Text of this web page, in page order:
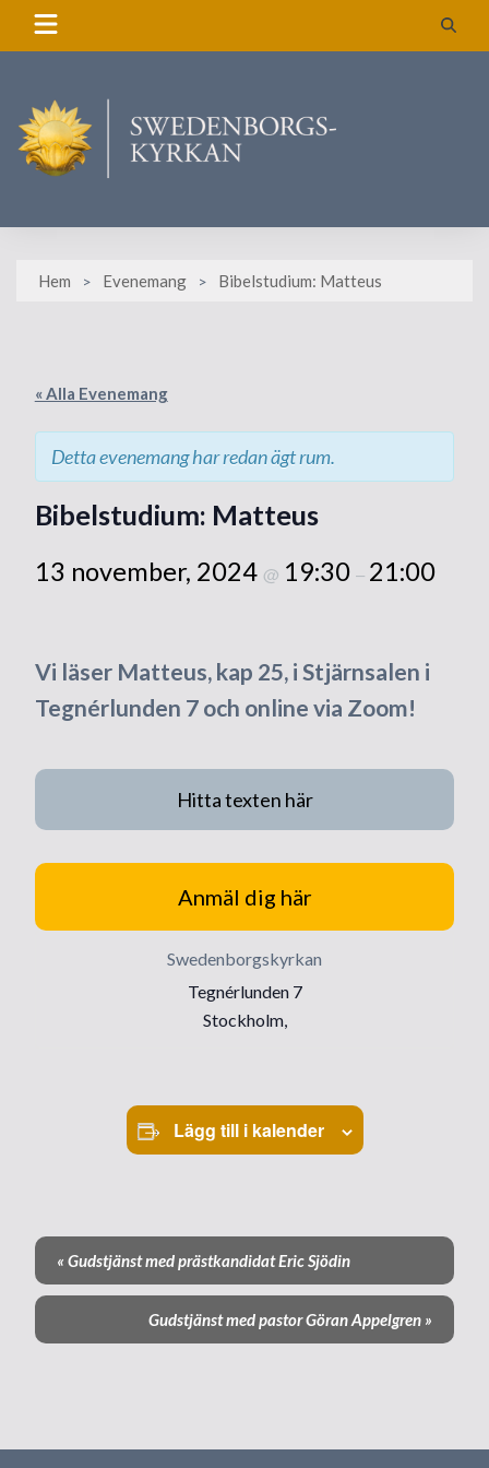
Hem Evenemang Bibelstudium: Matteus
« Alla Evenemang
Detta evenemang har redan ägt rum.
Bibelstudium: Matteus
13 november, 2024 @ 19:30 – 21:00
Vi läser Matteus, kap 25, i Stjärnsalen i
Tegnérlunden 7 och online via Zoom!
Hitta texten här
Anmäl dig här
Swedenborgskyrkan
Tegnérlunden 7
Stockholm,
Lägg till i kalender
E
e
n
« Gudstjänst med prästkandidat Eric Sjödin
Gudstjänst med pastor Göran Appelgren »